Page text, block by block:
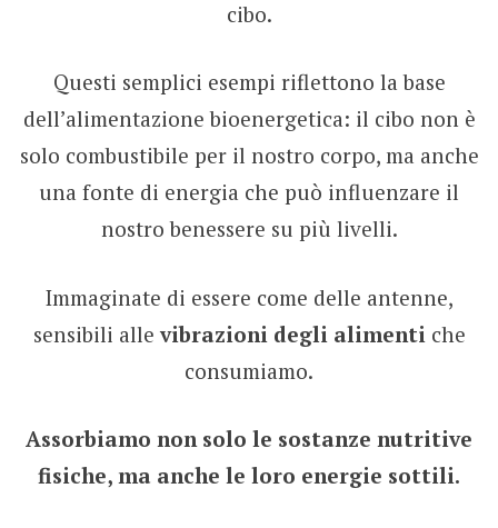
cibo.
Questi semplici esempi riflettono la base
dell’alimentazione bioenergetica: il cibo non è
solo combustibile per il nostro corpo, ma anche
una fonte di energia che può influenzare il
nostro benessere su più livelli.
Immaginate di essere come delle antenne,
sensibili alle vibrazioni degli alimenti che
consumiamo.
Assorbiamo non solo le sostanze nutritive
fisiche, ma anche le loro energie sottili.